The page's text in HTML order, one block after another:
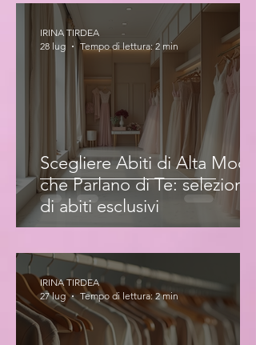
Scegliere Abiti di Alta Moda
che Parlano di Te: selezione
di abiti esclusivi
IRINA TIRDEA
28 lug
Tempo di lettura: 2 min
IRINA TIRDEA
27 lug
Tempo di lettura: 2 min